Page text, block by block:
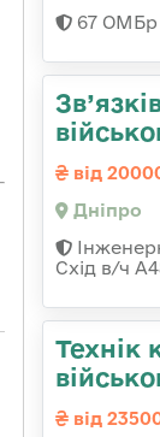
67
від
Дніпро
Схід в/ч
Технік
від